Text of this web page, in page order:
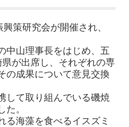
策研究会が開催され、
中山理事長をはじめ、五
が出席し、それぞれの専
の成果について意見交換
して取り組んでいる磯焼
た。
る海藻を食べるイスズミ